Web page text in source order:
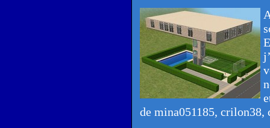
de mina051185, crilon38,